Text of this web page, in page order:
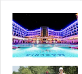
zğ
u
T
ü